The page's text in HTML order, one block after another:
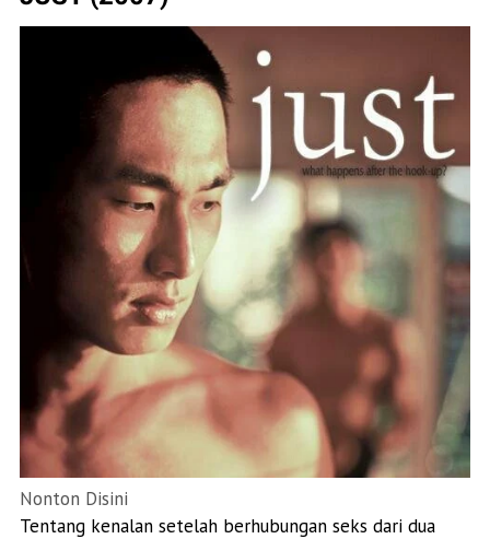
Nonton Disini
Tentang kenalan setelah berhubungan seks dari dua